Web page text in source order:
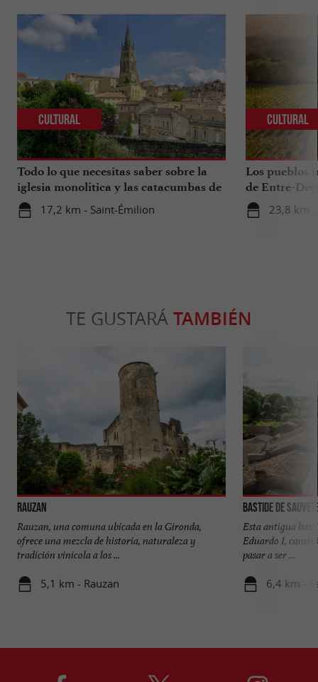
Todo lo que necesitas saber sobre la
iglesia monolítica y las catacumbas de
Saint-Émilion.
17,2 km - Saint-Émilion
Cultural
Los pueblos
de Entre-
23,8 km -
Cultural
TE GUSTARÁ TAMBIÉN
Rauzan
Rauzan, una comuna ubicada en la Gironda,
ofrece una mezcla de historia, naturaleza y
tradición vinícola a los ...
5,1 km - Rauzan
Bastide de
Esta antigua
Eduardo I,
pasar a ser ...
6,4 km -